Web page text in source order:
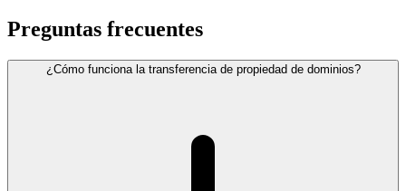
Preguntas frecuentes
¿Cómo funciona la transferencia de propiedad de dominios?